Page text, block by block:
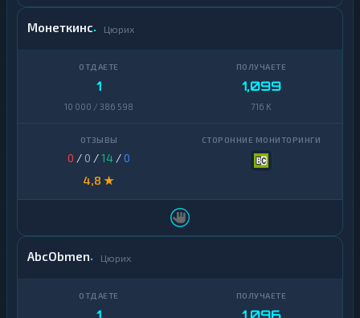
Монеткинс Цюрих
1
10 000 / 386 598
1,099
716 K
0 / 0 /14 /0
4,8 ★
AbcObmen Цюрих
1 1,096